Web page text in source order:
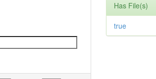
Has File(s)
true